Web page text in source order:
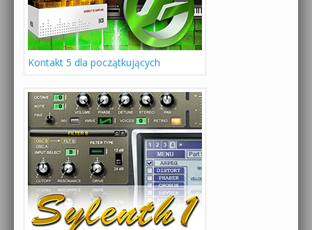
Kontakt 5 dla początkujących